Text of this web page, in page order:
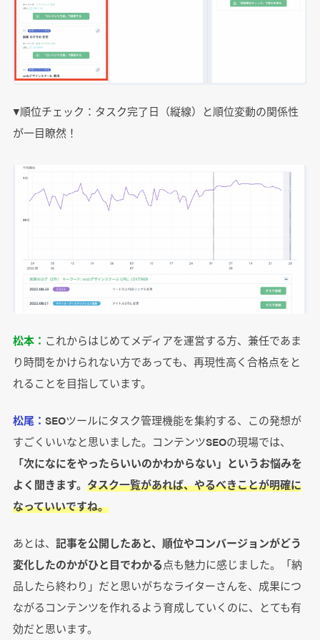
▼順位チェック：タスク完了日（縦線）と順位変動の関係性
が一目瞭然！
松本： これからはじめてメディアを運営する方、兼任であま
り時間をかけられない方であっても、再現性高く合格点をと
れることを目指しています。
松尾： SEOツールにタスク管理機能を集約する、この発想が
すごくいいなと思いました。コンテンツSEOの現場では、
「次になにをやったらいいのかわからない」というお悩みを
よく聞きます。 タスク一覧があれば、やるべきことが明確に
なっていいですね。
あとは、 記事を公開したあと、順位やコンバージョンがどう
変化したのかがひと目でわかる点も魅力に感じました。「納
品したら終わり」だと思いがちなライターさんを、成果につ
ながるコンテンツを作れるよう育成していくのに、とても有
効だと思います。